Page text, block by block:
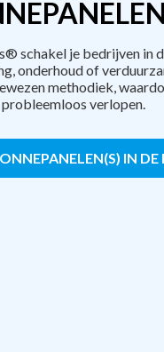
schakel je bedrijven in
onderhoud of
methodiek,
probleemloos verlopen.
IN DE